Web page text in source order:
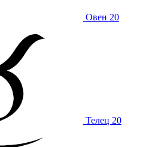
Овен 20
Телец 20